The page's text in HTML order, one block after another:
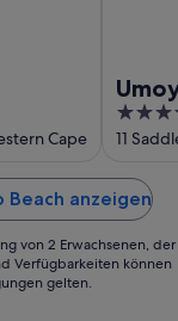
Cape
4
out
5
11
anzeigen
von 2 Erwachsenen, der
Verfügbarkeiten können
gelten.